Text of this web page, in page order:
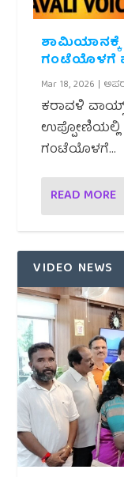
ಶಾಮಿಯಾನಕ್ಕೆ
ಗಂಟೆಯೊಳಗೆ
Mar 18, 2026 |
ಕರಾವಳಿ
ಉಪ್ಪೋಣಿಯಲ್ಲಿ
ಗಂಟೆಯೊಳಗೆ...
READ MORE
VIDEO NEWS